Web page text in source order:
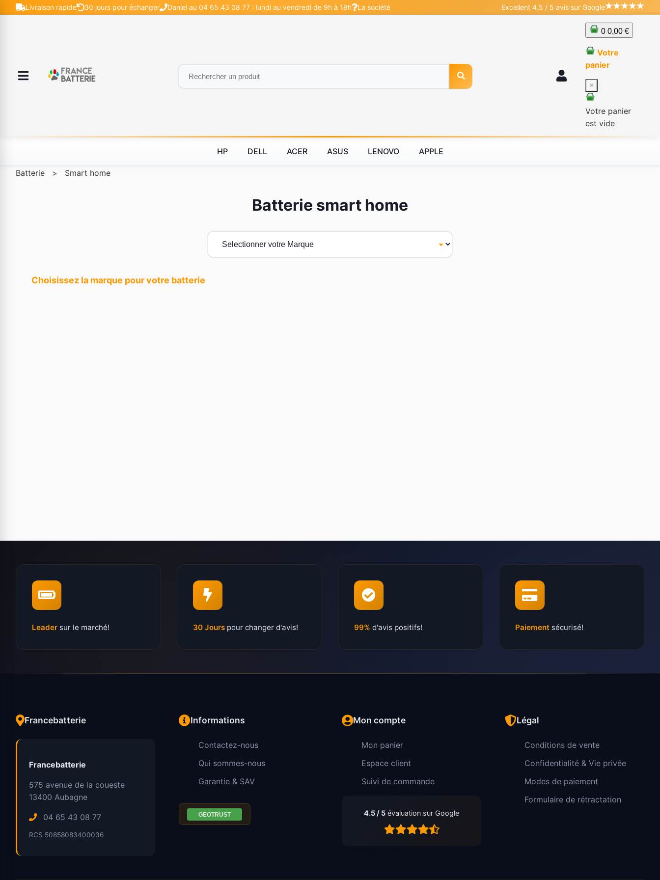
Livraison rapide 30 jours pour échanger Daniel au 04 65 43 08 77 : lundi au vendredi de 9h à 19h La société Excellent 4.5 / 5 avis sur Google
0 0,00 €
Votre
panier
×
Votre panier
est vide
HP DELL ACER ASUS LENOVO APPLE
Batterie > Smart home
Batterie smart home
Choisissez la marque pour votre batterie
Leader sur le marché! 30 Jours pour changer d'avis! 99% d'avis positifs! Paiement sécurisé!
Francebatterie
Francebatterie
575 avenue de la coueste
13400 Aubagne
04 65 43 08 77
RCS 50858083400036
Informations
Contactez-nous
Qui sommes-nous
Garantie & SAV
Mon compte
Mon panier
Espace client
Suivi de commande
4.5 / 5 évaluation sur Google
Légal
Conditions de vente
Confidentialité & Vie privée
Modes de paiement
Formulaire de rétractation